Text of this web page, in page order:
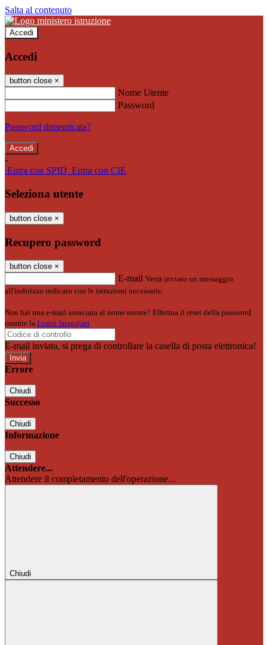
Salta al contenuto
Accedi
Accedi
button close ×
Nome Utente
Password
Password dimenticata?
-
Entra con SPID Entra con CIE
Seleziona utente
button close ×
Recupero password
button close ×
E-mail Verrà inviato un messaggio
all'indirizzo indicato con le istruzioni necessarie.
Non hai una e-mail associata al nome utente? Effettua il reset della password
tramite la Login Spaggiari
E-mail inviata, si prega di controllare la casella di posta elettronica!
Errore
Chiudi
Successo
Chiudi
Informazione
Chiudi
Attendere...
Attendere il completamento dell'operazione...
Chiudi